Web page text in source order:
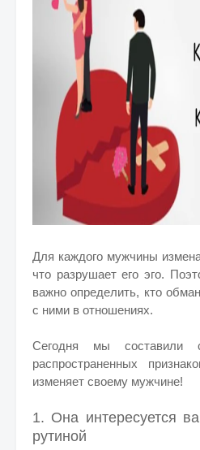
Для каждого мужчины
что разрушает его эго.
важно определить, кто
с ними в отношениях.
Сегодня мы составили
распространенных
изменяет своему мужчине!
1. Она интересуется
рутиной